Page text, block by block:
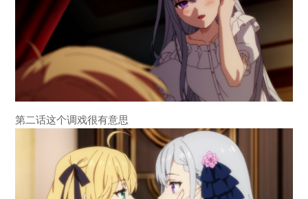
第二话这个调戏很有意思